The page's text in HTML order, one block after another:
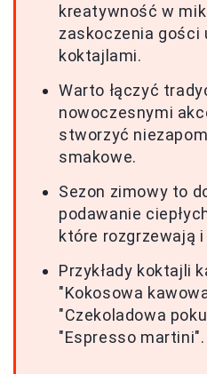
kreatywność w
zaskoczenia gości
koktajlami.
Warto łączyć
nowoczesnymi
stworzyć
smakowe.
Sezon zimowy to
podawanie
które rozgrzewają
Przykłady koktajli
"Kokosowa
"Czekoladowa
"Espresso martini".